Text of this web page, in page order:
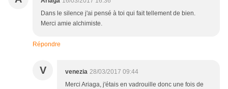
Dans le silence j'ai pensé à toi qui fait tellement de bien.
Merci amie alchimiste.
Répondre
V venezia 28/03/2017 09:44
Merci Ariaga, j'étais en vadrouille donc une fois de